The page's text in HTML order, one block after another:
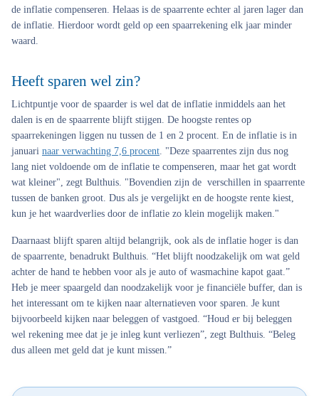
de inflatie compenseren. Helaas is de spaarrente echter al jaren lager dan
de inflatie. Hierdoor wordt geld op een spaarrekening elk jaar minder
waard.
Heeft sparen wel zin?
Lichtpuntje voor de spaarder is wel dat de inflatie inmiddels aan het
dalen is en de spaarrente blijft stijgen. De hoogste rentes op
spaarrekeningen liggen nu tussen de 1 en 2 procent. En de inflatie is in
januari naar verwachting 7,6 procent. "Deze spaarrentes zijn dus nog
lang niet voldoende om de inflatie te compenseren, maar het gat wordt
wat kleiner", zegt Bulthuis. "Bovendien zijn de verschillen in spaarrente
tussen de banken groot. Dus als je vergelijkt en de hoogste rente kiest,
kun je het waardverlies door de inflatie zo klein mogelijk maken."
Daarnaast blijft sparen altijd belangrijk, ook als de inflatie hoger is dan
de spaarrente, benadrukt Bulthuis. “Het blijft noodzakelijk om wat geld
achter de hand te hebben voor als je auto of wasmachine kapot gaat.”
Heb je meer spaargeld dan noodzakelijk voor je financiële buffer, dan is
het interessant om te kijken naar alternatieven voor sparen. Je kunt
bijvoorbeeld kijken naar beleggen of vastgoed. “Houd er bij beleggen
wel rekening mee dat je je inleg kunt verliezen”, zegt Bulthuis. “Beleg
dus alleen met geld dat je kunt missen.”